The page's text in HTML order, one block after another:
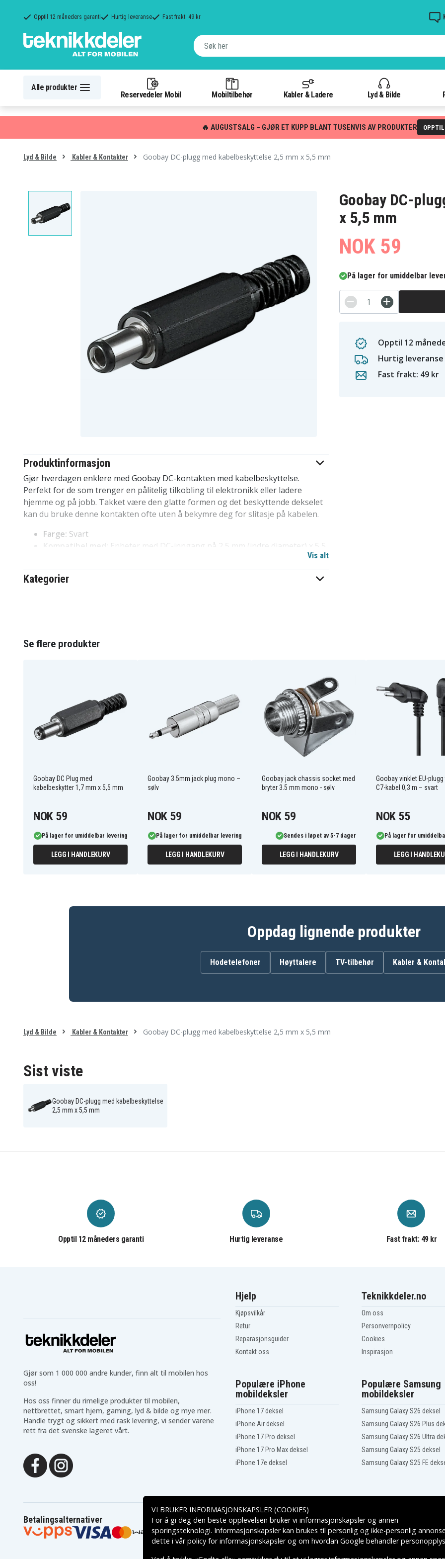
Opptil 12 måneders garanti Hurtig leveranse Fast frakt: 49 kr
Alle produkter
Reservedeler Mobil Mobiltilbehør Kabler & Ladere Lyd & Bilde
🔥 AUGUSTSALG – GJØR ET KUPP BLANT TUSENVIS AV PRODUKTER
Lyd & Bilde Kabler & Kontakter Goobay DC-plugg med kabelbeskyttelse 2,5 mm x 5,5 mm
Goobay DC-
x 5,5 mm
NOK 59
På lager for umiddelbar
Opptil 12
Hurtig leveranse
Fast frakt: 49 kr
Produktinformasjon
Gjør hverdagen enklere med Goobay DC-kontakten med kabelbeskyttelse.
Perfekt for de som trenger en pålitelig tilkobling til elektronikk eller ladere
hjemme og på jobb. Takket være den glatte formen og det beskyttende dekselet
kan du bruke denne kontakten ofte uten å bekymre deg for slitasje på kabelen.
Farge: Svart
Kompatibel med: Enheter med DC-inngang på 2,5 mm (indre diameter) x 5,5
Funksjoner:Fleksibel kabelbeskyttelse, enkel montering, slitesterk design
Tilleggsfunksjoner:
Forhindrer kabelbrudd og muliggjør sikker tilkobling
profesjonelle
EAN / GTIN 4040849111167
Produkttype Øvrige kabler
Vis alt
Kategorier
Se flere produkter
Goobay DC Plug med
kabelbeskytter 1,7 mm x 5,5 mm
NOK 59
På lager for umiddelbar levering
LEGG I HANDLEKURV
Goobay 3.5mm jack plug mono –
sølv
NOK 59
På lager for umiddelbar levering
LEGG I HANDLEKURV
Goobay jack chassis socket med
bryter 3.5 mm mono - sølv
NOK 59
Sendes i løpet av 5-7 dager
LEGG I HANDLEKURV
Goobay vinklet EU-plugg
C7-kabel 0,3 m – svart
NOK 55
På lager for
LEGG I
Oppdag lignende produkter
Hodetelefoner Høyttalere TV-tilbehør Kabler &
Lyd & Bilde Kabler & Kontakter Goobay DC-plugg med kabelbeskyttelse 2,5 mm x 5,5 mm
Sist viste
Goobay DC-plugg med kabelbeskyttelse
2,5 mm x 5,5 mm
Opptil 12 måneders garanti Hurtig leveranse Fast frakt: 49 kr
Gjør som 1 000 000 andre kunder, finn alt til mobilen hos
oss!
Hos oss finner du rimelige produkter til mobilen,
nettbrettet, smart hjem, gaming, lyd & bilde og mye mer.
Handle trygt og sikkert med rask levering, vi sender varene
rett fra det svenske lageret vårt.
Hjelp
Kjøpsvilkår
Retur
Reparasjonsguider
Kontakt oss
Teknikkdeler.no
Om oss
Personvernpolicy
Cookies
Inspirasjon
Populære iPhone
mobildeksler
iPhone 17 deksel
iPhone Air deksel
iPhone 17 Pro deksel
iPhone 17 Pro Max deksel
iPhone 17e deksel
Populære Samsung
mobildeksler
Samsung Galaxy S26 deksel
Samsung Galaxy S26 Plus
Samsung Galaxy S26 Ultra
Samsung Galaxy S25 deksel
Samsung Galaxy S25 FE
Betalingsalternativer Leveringsalternativer
VI BRUKER INFORMASJONSKAPSLER (COOKIES)
For å gi deg den beste opplevelsen bruker vi informasjonskapsler og annen
sporingsteknologi. Informasjonskapsler kan brukes til personlig og ikke-personlig
dette i vårpolicy for informasjonskapslerog om hvordan Google behandler